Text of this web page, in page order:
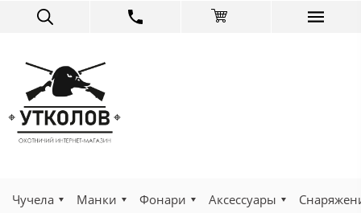
Чучела Манки Фонари Аксессуары